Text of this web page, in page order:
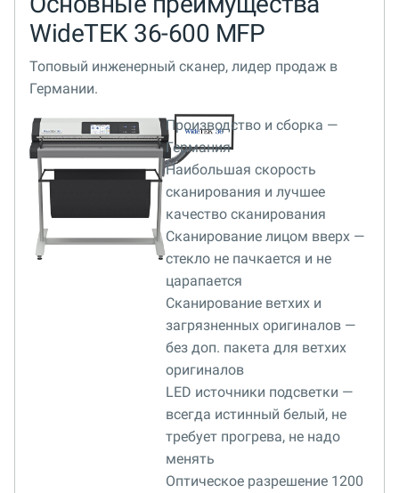
WideTEK 36-600 MFP
Топовый инженерный сканер, лидер продаж в
Германии.
Производство и сборка —
Германия
Наибольшая скорость
сканирования и лучшее
качество сканирования
Сканирование лицом вверх —
стекло не пачкается и не
царапается
Сканирование ветхих и
загрязненных оригиналов —
без доп. пакета для ветхих
оригиналов
LED источники подсветки —
всегда истинный белый, не
требует прогрева, не надо
менять
Оптическое разрешение 1200